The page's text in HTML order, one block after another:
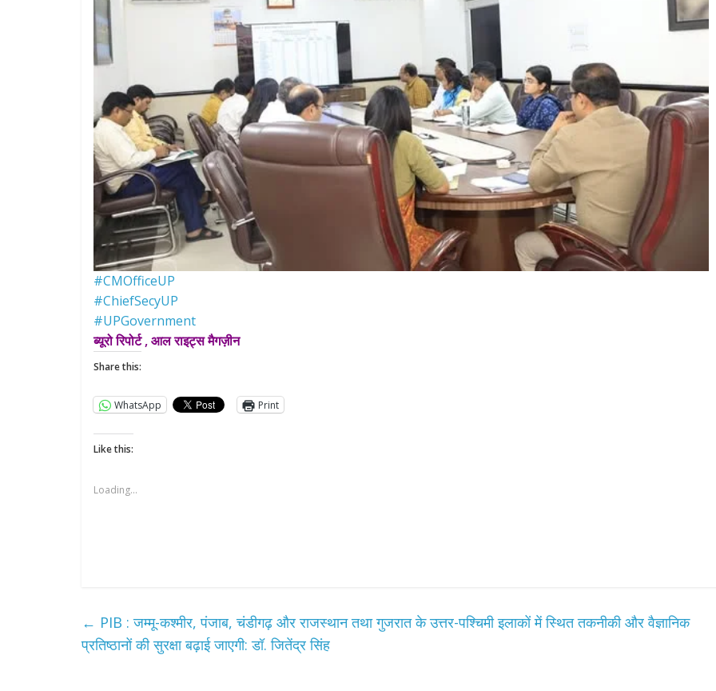
#CMOfficeUP
#ChiefSecyUP
#UPGovernment
ब्यूरो रिपोर्ट , आल राइट्स मैगज़ीन
Share this:
WhatsApp Print
Like this:
Loading...
← PIB : जम्मू-कश्मीर, पंजाब, चंडीगढ़ और राजस्थान तथा गुजरात के उत्तर-पश्चिमी इलाकों में स्थित तकनीकी और वैज्ञानिक
प्रतिष्ठानों की सुरक्षा बढ़ाई जाएगी: डॉ. जितेंद्र सिंह